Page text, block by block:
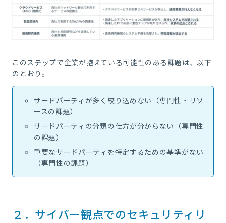
このステップで企業が抱えている可能性のある課題は、以下
のとおり。
サードパーティが多く絞り込めない（専門性・リソ
ースの課題）
サードパーティの分類の仕方が分からない（専門性
の課題）
重要なサードパーティを特定するための基準がない
（専門性の課題）
２．サイバー観点でのセキュリティリ